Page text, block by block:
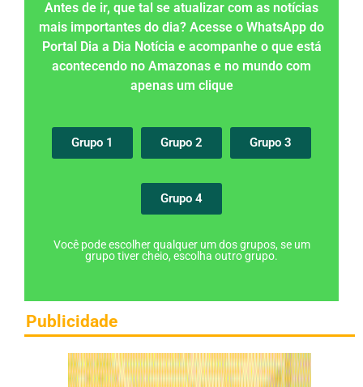
Antes de ir, que tal se atualizar com as notícias
mais importantes do dia? Acesse o WhatsApp do
Portal Dia a Dia Notícia e acompanhe o que está
acontecendo no Amazonas e no mundo com
apenas um clique
Grupo 1 Grupo 2 Grupo 3
Grupo 4
Você pode escolher qualquer um dos grupos, se um
grupo tiver cheio, escolha outro grupo.
Publicidade